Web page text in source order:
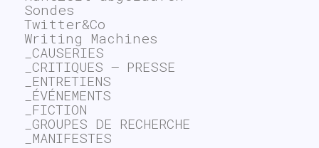
Sondes
Twitter&Co
Writing Machines
_CAUSERIES
_CRITIQUES – PRESSE
_ENTRETIENS
_ÉVÉNEMENTS
_FICTION
_GROUPES DE RECHERCHE
_MANIFESTES